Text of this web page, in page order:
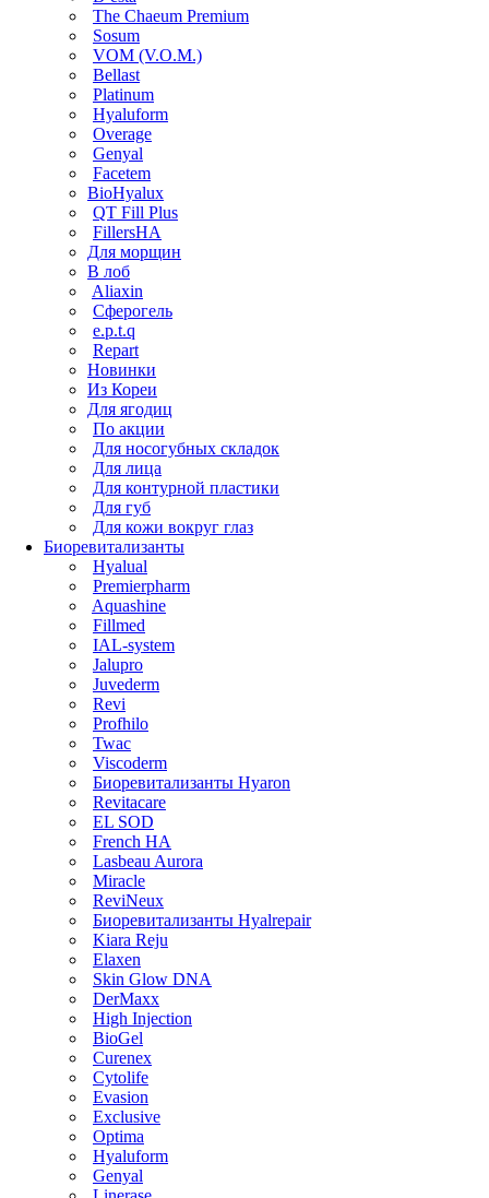
The Chaeum Premium
Sosum
VOM (V.O.M.)
Bellast
Platinum
Hyaluform
Overage
Genyal
Facetem
BioHyalux
QT Fill Plus
FillersHA
Для морщин
В лоб
Aliaxin
Сферогель
e.p.t.q
Repart
Новинки
Из Кореи
Для ягодиц
По акции
Для носогубных складок
Для лица
Для контурной пластики
Для губ
Для кожи вокруг глаз
Биоревитализанты
Hyalual
Premierpharm
Aquashine
Fillmed
IAL-system
Jalupro
Juvederm
Revi
Profhilo
Twac
Viscoderm
Биоревитализанты Hyaron
Revitacare
EL SOD
French HA
Lasbeau Aurora
Miracle
ReviNeux
Биоревитализанты Hyalrepair
Kiara Reju
Elaxen
Skin Glow DNA
DerMaxx
High Injection
BioGel
Curenex
Cytolife
Evasion
Exclusive
Optima
Hyaluform
Genyal